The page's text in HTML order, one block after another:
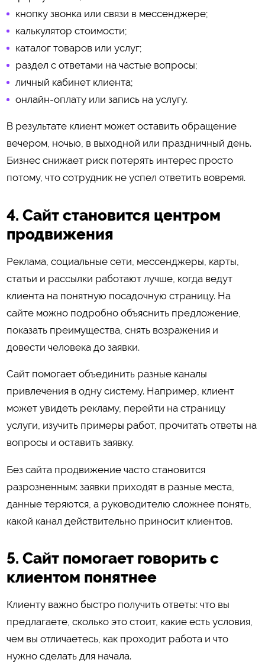
кнопку звонка или связи в мессенджере;
калькулятор стоимости;
каталог товаров или услуг;
раздел с ответами на частые вопросы;
личный кабинет клиента;
онлайн-оплату или запись на услугу.
В результате клиент может оставить обращение
вечером, ночью, в выходной или праздничный день.
Бизнес снижает риск потерять интерес просто
потому, что сотрудник не успел ответить вовремя.
4. Сайт становится центром
продвижения
Реклама, социальные сети, мессенджеры, карты,
статьи и рассылки работают лучше, когда ведут
клиента на понятную посадочную страницу. На
сайте можно подробно объяснить предложение,
показать преимущества, снять возражения и
довести человека до заявки.
Сайт помогает объединить разные каналы
привлечения в одну систему. Например, клиент
может увидеть рекламу, перейти на страницу
услуги, изучить примеры работ, прочитать ответы на
вопросы и оставить заявку.
Без сайта продвижение часто становится
разрозненным: заявки приходят в разные места,
данные теряются, а руководителю сложнее понять,
какой канал действительно приносит клиентов.
5. Сайт помогает говорить с
клиентом понятнее
Клиенту важно быстро получить ответы: что вы
предлагаете, сколько это стоит, какие есть условия,
чем вы отличаетесь, как проходит работа и что
нужно сделать для начала.